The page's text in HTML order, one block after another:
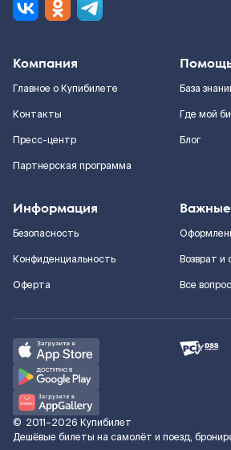
Компания
Главное о Купибилете
Контакты
Пресс-центр
Партнерская программа
База
Где мой
Блог
Информация
Безопасность
Конфиденциальность
Оферта
Возврат и
Все
© 2011–2026 Купибилет
Дешёвые билеты на самолёт и поезд,